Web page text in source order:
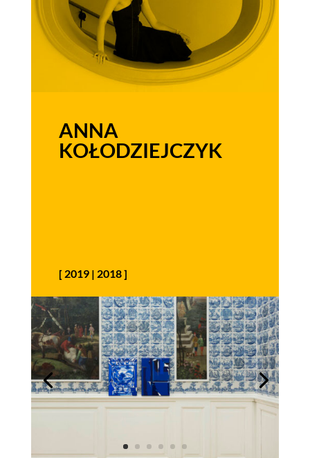
ANNA
KOŁODZIEJCZYK
[ 2019| 2018]